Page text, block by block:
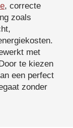
, correcte
zoals
met
te kiezen
een perfect
zonder